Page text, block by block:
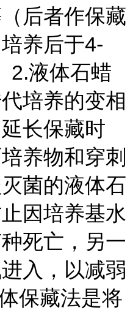
后者作保藏
养后于4-
2.液体石蜡
培养的变相
长保藏时
养物和穿刺
菌的液体石
因培养基水
死亡，另一
入，以减弱
保藏法是将